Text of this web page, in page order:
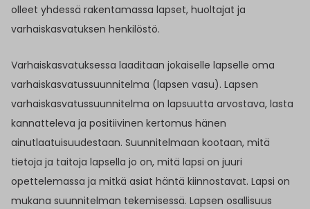
olleet yhdessä rakentamassa lapset, huoltajat ja
varhaiskasvatuksen henkilöstö.
Varhaiskasvatuksessa laaditaan jokaiselle lapselle oma
varhaiskasvatussuunnitelma (lapsen vasu). Lapsen
varhaiskasvatussuunnitelma on lapsuutta arvostava, lasta
kannatteleva ja positiivinen kertomus hänen
ainutlaatuisuudestaan. Suunnitelmaan kootaan, mitä
tietoja ja taitoja lapsella jo on, mitä lapsi on juuri
opettelemassa ja mitkä asiat häntä kiinnostavat. Lapsi on
mukana suunnitelman tekemisessä. Lapsen osallisuus